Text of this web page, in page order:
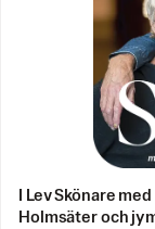
I Lev Skönare
Holmsäter och